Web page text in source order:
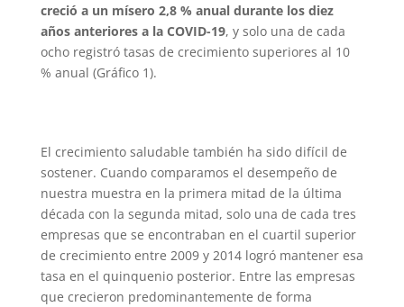
creció a un mísero 2,8 % anual durante los diez
años anteriores a la COVID-19, y solo una de cada
ocho registró tasas de crecimiento superiores al 10
% anual (Gráfico 1).
El crecimiento saludable también ha sido difícil de
sostener. Cuando comparamos el desempeño de
nuestra muestra en la primera mitad de la última
década con la segunda mitad, solo una de cada tres
empresas que se encontraban en el cuartil superior
de crecimiento entre 2009 y 2014 logró mantener esa
tasa en el quinquenio posterior. Entre las empresas
que crecieron predominantemente de forma